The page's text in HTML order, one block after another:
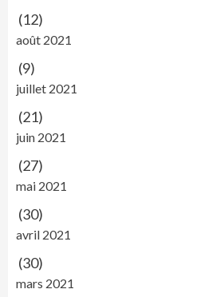
(12)
août 2021
(9)
juillet 2021
(21)
juin 2021
(27)
mai 2021
(30)
avril 2021
(30)
mars 2021